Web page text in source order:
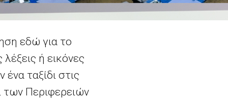
εδώ για το
ή εικόνες
ταξίδι στις
Περιφερειών